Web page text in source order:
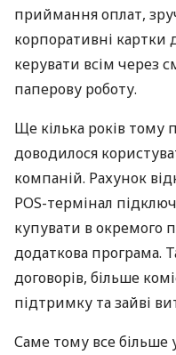
приймання оплат,
корпоративні картки
керувати всім через
паперову роботу.
Ще кілька років тому
доводилося
компаній. Рахунок
POS-термінал
купувати в окремого
додаткова програма.
договорів, більше
підтримку та зайві
Саме тому все